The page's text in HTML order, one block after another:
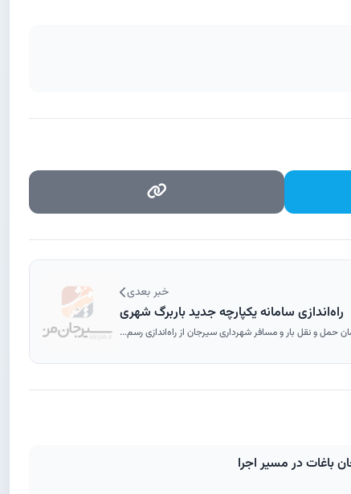
خبر بعدی
راه‌اندازی سامانه یکپارچه جدید باربرگ شهری
حمل و نقل بار و مسافر شهرداری سیرجان از راه‌اندازی رسم...